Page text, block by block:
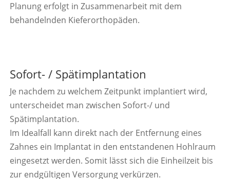
Planung erfolgt in Zusammenarbeit mit dem
behandelnden Kieferorthopäden.
Sofort- / Spätimplantation
Je nachdem zu welchem Zeitpunkt implantiert wird,
unterscheidet man zwischen Sofort-/ und
Spätimplantation.
Im Idealfall kann direkt nach der Entfernung eines
Zahnes ein Implantat in den entstandenen Hohlraum
eingesetzt werden. Somit lässt sich die Einheilzeit bis
zur endgültigen Versorgung verkürzen.